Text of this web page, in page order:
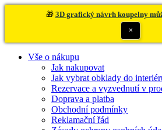
🎁 3D grafický návrh koupelny
×
Vše o nákupu
Jak nakupovat
Jak vybrat obklady do
Rezervace a vyzvednutí v
Doprava a platba
Obchodní podmínky
Reklamační řád